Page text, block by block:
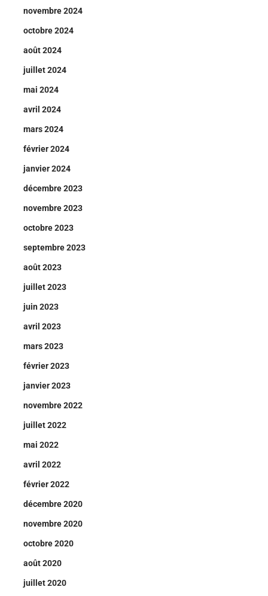
novembre 2024
octobre 2024
août 2024
juillet 2024
mai 2024
avril 2024
mars 2024
février 2024
janvier 2024
décembre 2023
novembre 2023
octobre 2023
septembre 2023
août 2023
juillet 2023
juin 2023
avril 2023
mars 2023
février 2023
janvier 2023
novembre 2022
juillet 2022
mai 2022
avril 2022
février 2022
décembre 2020
novembre 2020
octobre 2020
août 2020
juillet 2020